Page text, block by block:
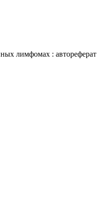
лимфомах : автореферат